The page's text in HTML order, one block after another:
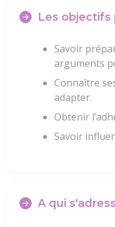
Les
Savoir
arguments
Connaître
adapter.
Obtenir
Savoir
A qui